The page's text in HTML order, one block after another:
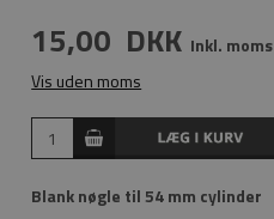
15,00 DKK Inkl. moms
Vis uden moms
Blank nøgle til 54 mm cylinder